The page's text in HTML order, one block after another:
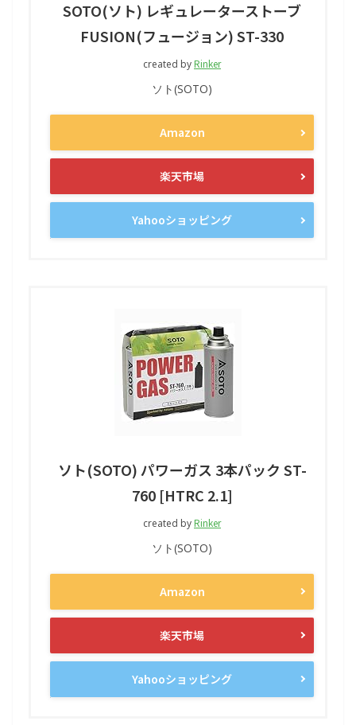
SOTO(ソト) レギュレーターストーブ
FUSION(フュージョン) ST-330
created byRinker
ソト(SOTO)
Amazon
楽天市場
Yahooショッピング
ソト(SOTO) パワーガス 3本パック ST-
760 [HTRC 2.1]
created byRinker
ソト(SOTO)
Amazon
楽天市場
Yahooショッピング